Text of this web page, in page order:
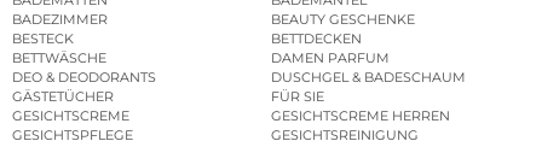
BADEZIMMER
BEAUTY GESCHENKE
BESTECK
BETTDECKEN
BETTWÄSCHE
DAMEN PARFUM
DEO & DEODORANTS
DUSCHGEL & BADESCHAUM
GÄSTETÜCHER
FÜR SIE
GESICHTSCREME
GESICHTSCREME HERREN
GESICHTSPFLEGE
GESICHTSREINIGUNG